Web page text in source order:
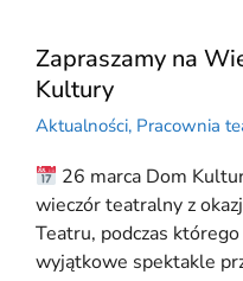
Zapraszamy na
Kultury
Aktualności, Pracownia
26 marca Dom
wieczór teatralny z
Teatru, podczas
wyjątkowe spektakle